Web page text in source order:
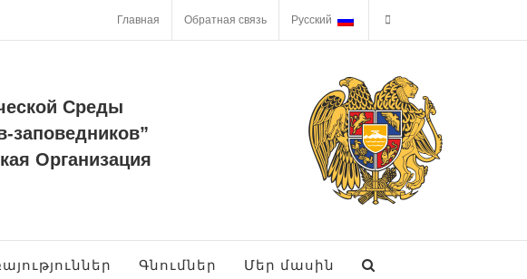
Главная Обратная связь Русский
Среды
заповедников”
Организация
Գնումներ Մեր մասին